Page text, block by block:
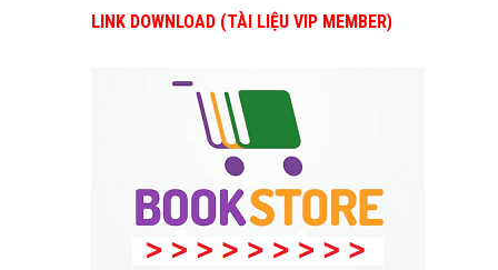
LINK DOWNLOAD (TÀI LIỆU VIP MEMBER)